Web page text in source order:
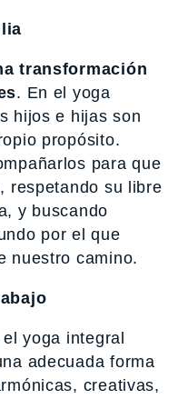
transformación
. En el yoga
hijos e hijas son
propósito.
para que
respetando su libre
y buscando
por el que
nuestro camino.
yoga integral
adecuada forma
creativas,